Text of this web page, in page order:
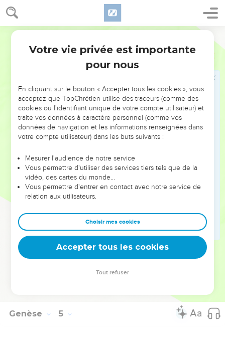
Genèse 4
19 Lémek prit deux femmes appelées l’une Ada et la seconde
20
nomades.
Le nom de son frère était Youbal : c’est lui l’ancêtre de
Tsilla, de son côté, accoucha de Toubal-Caïn, qui forgeait
tous les outils de bronze et de fer. La sœur de Toubal-Caïn
était Naama.
Lémek dit à ses femmes : Ada et Tsilla, écoutez ma voix !
Femmes de Lémek, prêtez l’oreille à ma parole ! J’ai tué un
homme pour ma blessure Et un enfant pour ma meurtrissure.
Caïn sera vengé sept fois, Et Lémek soixante-dix-sept fois.
Adam connut encore sa femme ; elle enfanta un fils et
l’appela du nom de Seth, car (dit-elle) Dieu m’a donné une
A Seth aussi il naquit un fils qu’il appela du nom d’Enosch.
C’est alors que l’on commença à invoquer le nom de
l’Éternel.
© Société biblique française – Bibli’O, 1978, avec autorisation. Pour vous procurer
Genèse 5
Votre vie privée est importante
pour nous
En cliquant sur le bouton « Accepter tous les cookies », vous
acceptez que TopChrétien utilise des traceurs (comme des
cookies ou l'identifiant unique de votre compte utilisateur) et
traite vos données à caractère personnel (comme vos
données de navigation et les informations renseignées dans
votre compte utilisateur) dans les buts suivants :
Mesurer l'audience de notre service
Vous permettre d'utiliser des services tiers tels que de la
vidéo, des cartes du monde…
Vous permettre d'entrer en contact avec notre service de
relation aux utilisateurs.
Choisir mes cookies
Accepter tous les cookies
Tout refuser